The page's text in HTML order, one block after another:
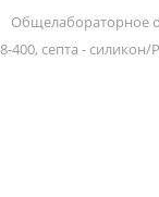
Общелабораторное
септа - силикон/